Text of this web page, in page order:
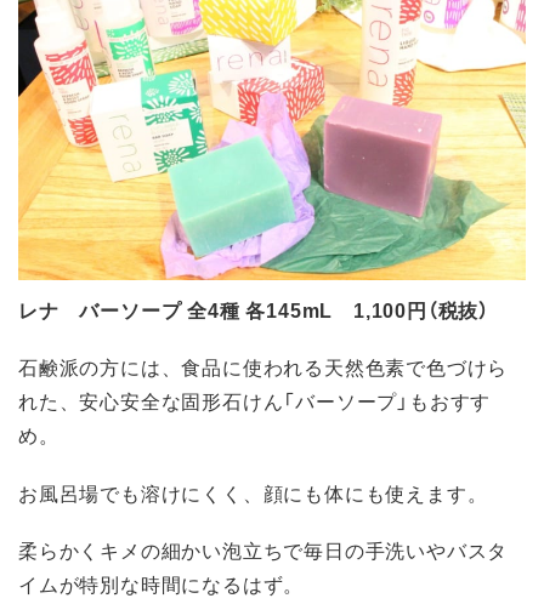
レナ バーソープ 全4種 各145mL 1,100円（税抜）
石鹸派の方には、食品に使われる天然色素で色づけら
れた、安心安全な固形石けん「バーソープ」もおすす
め。
お風呂場でも溶けにくく、顔にも体にも使えます。
柔らかくキメの細かい泡立ちで毎日の手洗いやバスタ
イムが特別な時間になるはず。